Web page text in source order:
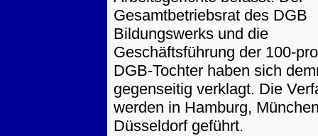
Gesamtbetriebsrat des DGB
Bildungswerks und die
Geschäftsführung der 100-
DGB-Tochter haben sich
gegenseitig verklagt. Die
werden in Hamburg,
Düsseldorf geführt.